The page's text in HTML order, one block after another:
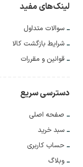
لینک‌های مفید
سوالات متداول
شرایط بازگشت کالا
قوانین و مقررات
دسترسی سریع
صفحه اصلی
سبد خرید
حساب کاربری
وبلاگ